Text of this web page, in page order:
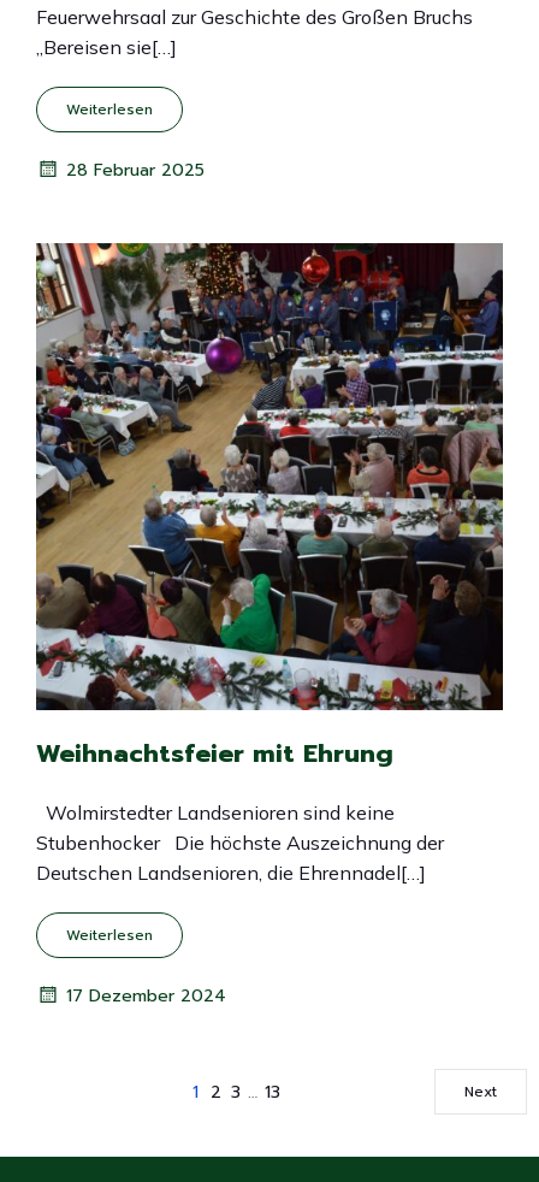
Feuerwehrsaal zur Geschichte des Großen Bruchs
„Bereisen sie[…]
Weiterlesen
28 Februar 2025
Weihnachtsfeier mit Ehrung
Wolmirstedter Landsenioren sind keine
Stubenhocker Die höchste Auszeichnung der
Deutschen Landsenioren, die Ehrennadel[…]
Weiterlesen
17 Dezember 2024
1 2 3 … 13 Next